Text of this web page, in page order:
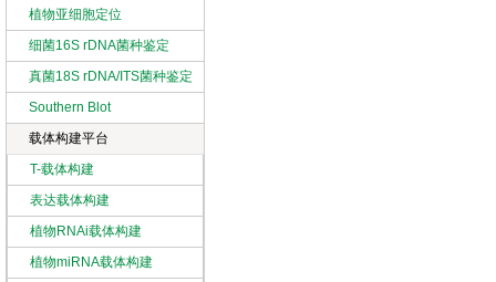
植物亚细胞定位
细菌16S rDNA菌种鉴定
真菌18S rDNA/ITS菌种鉴定
Southern Blot
载体构建平台
T-载体构建
表达载体构建
植物RNAi载体构建
植物miRNA载体构建